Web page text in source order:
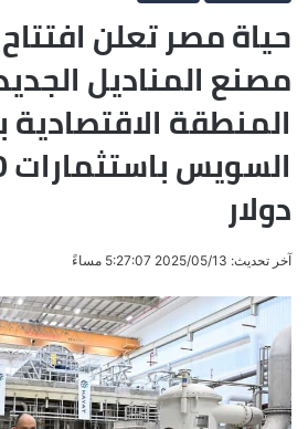
حياة مصر تعلن افتتاح
المنطقة الاقتصادية
دولار
آخر تحديث: 2025/05/13 5:27:07 مساءً